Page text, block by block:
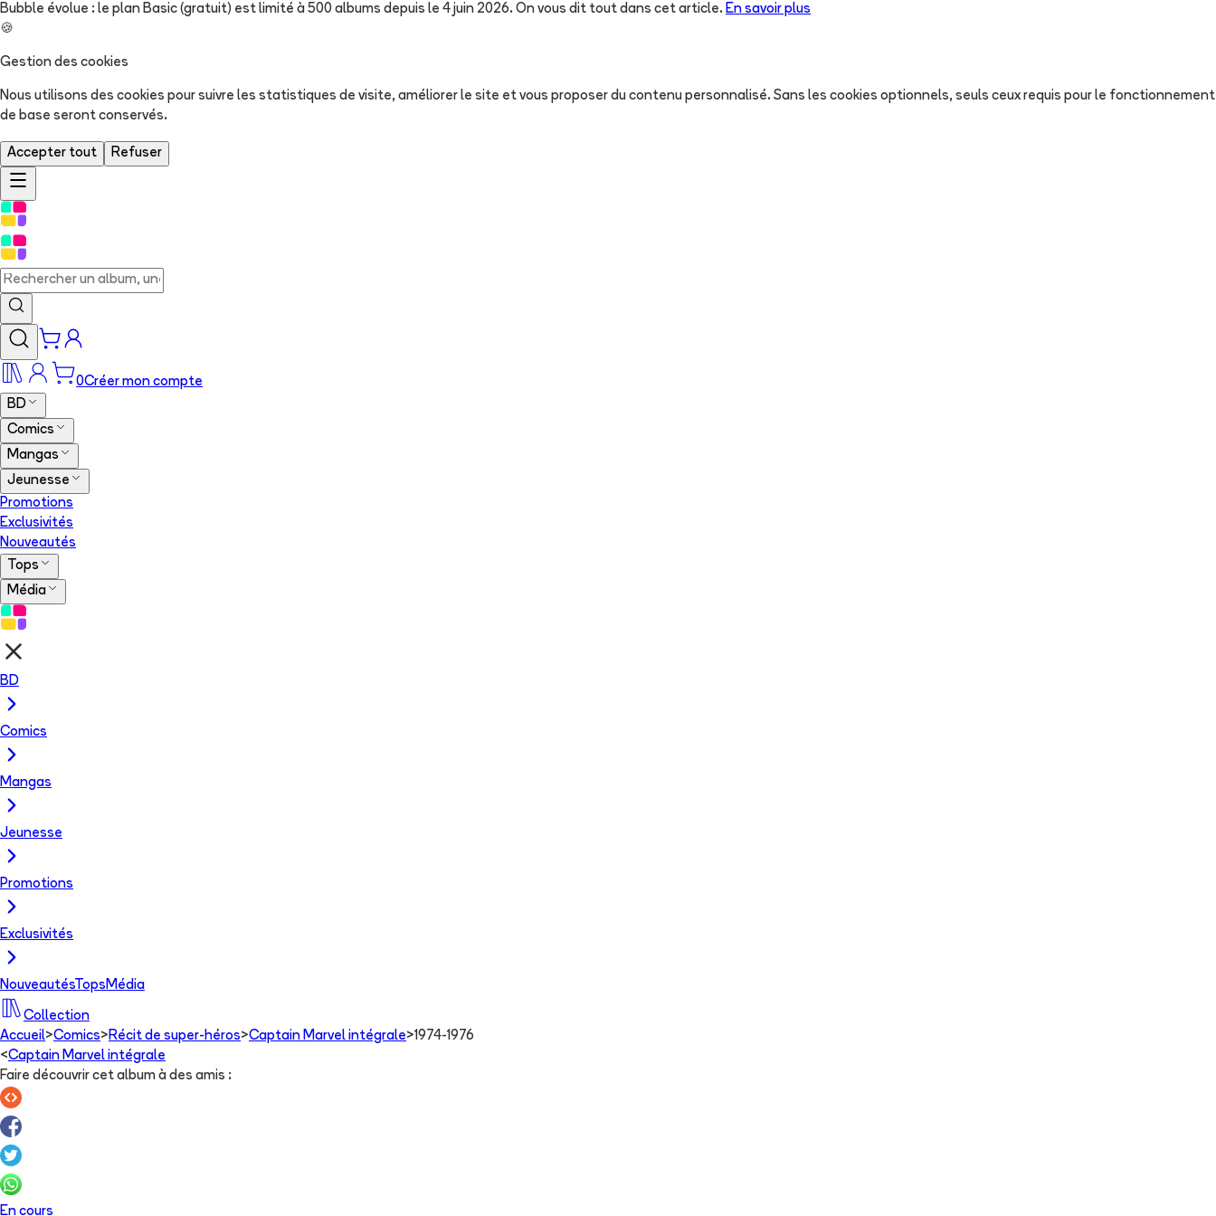
Bubble évolue : le plan Basic (gratuit) est limité à 500 albums depuis le 4 juin 2026. On vous dit tout dans cet article. En savoir plus
🍪
Gestion des cookies
Nous utilisons des cookies pour suivre les statistiques de visite, améliorer le site et vous proposer du contenu personnalisé. Sans les cookies optionnels, seuls ceux requis pour le fonctionnement
de base seront conservés.
Accepter tout Refuser
0Créer mon compte
BD
Comics
Mangas
Jeunesse
Promotions
Exclusivités
Nouveautés
Tops
Média
BD
Comics
Mangas
Jeunesse
Promotions
Exclusivités
NouveautésTops Média
Collection
Accueil>Comics> Récit de super-héros>Captain Marvel intégrale>1974-1976
<Captain Marvel intégrale
Faire découvrir cet album à des amis :
En cours